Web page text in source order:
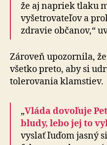
že aj napriek tlaku
vyšetrovateľov a
zdravie občanov,“
Zároveň upozornila,
všetko preto, aby si
tolerovania klamstiev.
„Vláda dovoľuje
bludy, lebo jej to
vyslať ľuďom jasný